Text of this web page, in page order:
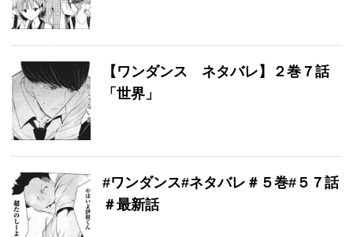
【ワンダンス ネタバレ】２巻７話
「世界」
#ワンダンス#ネタバレ＃５巻#５７話
＃最新話